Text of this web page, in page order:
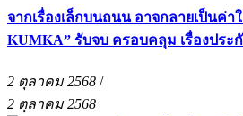
จากเรื่องเล็กบนถนน อาจกลายเป็นค่า
KUMKA” รับจบ ครอบคลุม เรื่องประ
2 ตุลาคม 2568 /
2 ตุลาคม 2568